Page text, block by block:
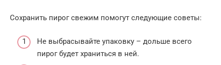
Сохранить пирог свежим помогут следующие советы:
Не выбрасывайте упаковку – дольше всего
пирог будет храниться в ней.